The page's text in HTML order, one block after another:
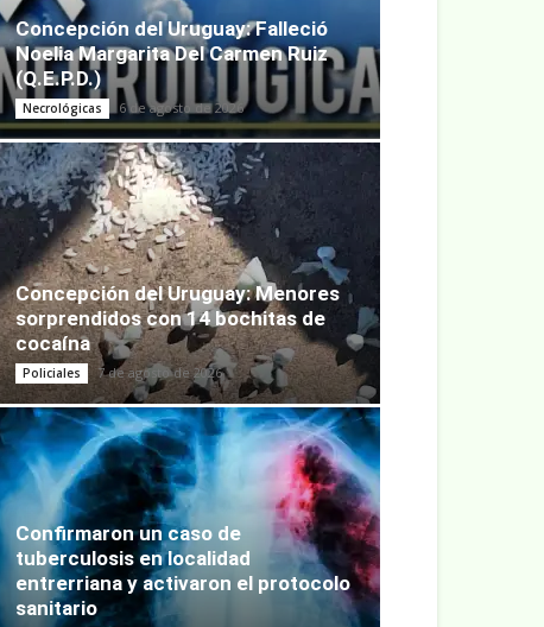
Concepción del Uruguay: Falleció
Noelia Margarita Del Carmen Ruiz
(Q.E.P.D.)
Necrológicas 6 de agosto de 2026
Concepción del Uruguay: Menores
sorprendidos con 14 bochitas de
cocaína
Policiales 7 de agosto de 2026
Confirmaron un caso de
tuberculosis en localidad
entrerriana y activaron el protocolo
sanitario